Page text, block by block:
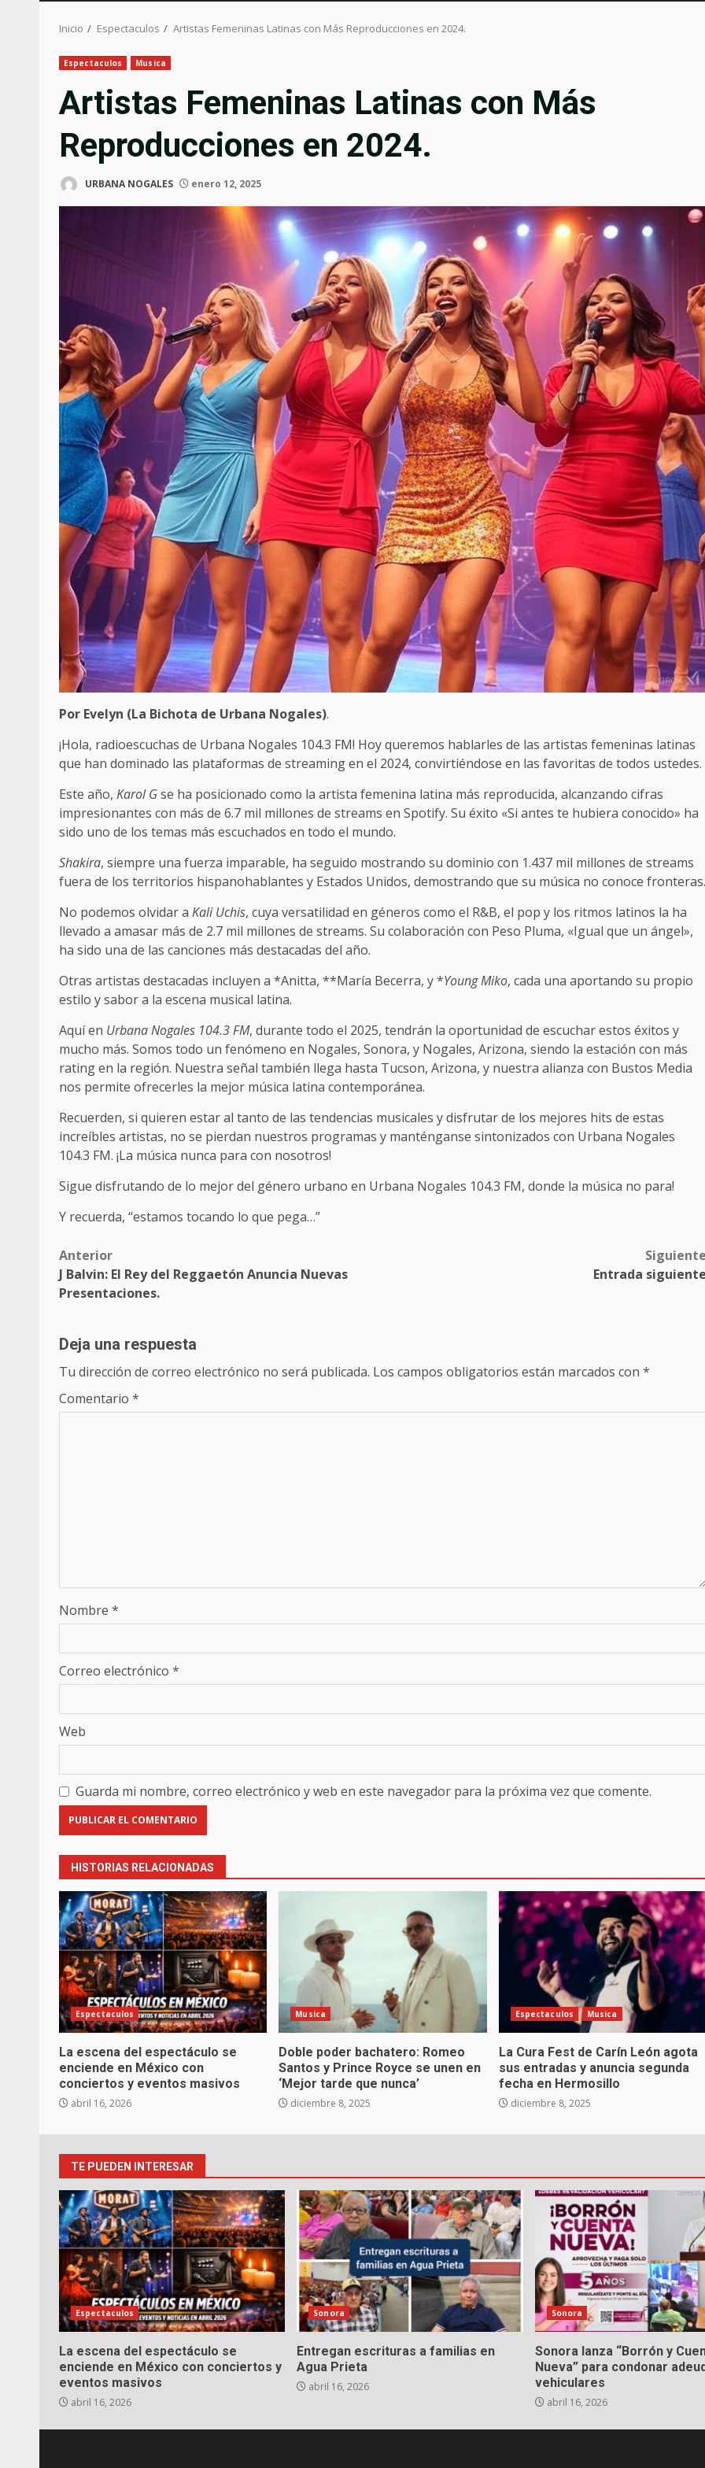
Inicio Espectaculos Artistas Femeninas Latinas con Más Reproducciones en 2024.
Espectaculos Musica
Artistas Femeninas Latinas con Más
Reproducciones en 2024.
URBANA NOGALES enero 12, 2025
Por Evelyn (La Bichota de Urbana Nogales).
¡Hola, radioescuchas de Urbana Nogales 104.3 FM! Hoy queremos hablarles de las artistas femeninas latinas
que han dominado las plataformas de streaming en el 2024, convirtiéndose en las favoritas de todos ustedes.
Este año, Karol Gse ha posicionado como la artista femenina latina más reproducida, alcanzando cifras
impresionantes con más de 6.7 mil millones de streams en Spotify. Su éxito «Si antes te hubiera conocido» ha
sido uno de los temas más escuchados en todo el mundo.
Shakira, siempre una fuerza imparable, ha seguido mostrando su dominio con 1.437 mil millones de streams
fuera de los territorios hispanohablantes y Estados Unidos, demostrando que su música no conoce fronteras.
No podemos olvidar a Kali Uchis, cuya versatilidad en géneros como el R&B, el pop y los ritmos latinos la ha
llevado a amasar más de 2.7 mil millones de streams. Su colaboración con Peso Pluma, «Igual que un ángel»,
ha sido una de las canciones más destacadas del año.
Otras artistas destacadas incluyen a *Anitta, **María Becerra, y *Young Miko, cada una aportando su propio
estilo y sabor a la escena musical latina.
Aquí en Urbana Nogales 104.3 FM, durante todo el 2025, tendrán la oportunidad de escuchar estos éxitos y
mucho más. Somos todo un fenómeno en Nogales, Sonora, y Nogales, Arizona, siendo la estación con más
rating en la región. Nuestra señal también llega hasta Tucson, Arizona, y nuestra alianza con Bustos Media
nos permite ofrecerles la mejor música latina contemporánea.
Recuerden, si quieren estar al tanto de las tendencias musicales y disfrutar de los mejores hits de estas
increíbles artistas, no se pierdan nuestros programas y manténganse sintonizados con Urbana Nogales
104.3 FM. ¡La música nunca para con nosotros!
Sigue disfrutando de lo mejor del género urbano en Urbana Nogales 104.3 FM, donde la música no para!
Y recuerda, “estamos tocando lo que pega…”
Post
navigation
Anterior
J Balvin: El Rey del Reggaetón Anuncia Nuevas
Presentaciones.
Entrada
Deja una respuesta
Tu dirección de correo electrónico no será publicada. Los campos obligatorios están marcados con *
Comentario *
Nombre *
Correo electrónico *
Web
Guarda mi nombre, correo electrónico y web en este navegador para la próxima vez que comente.
HISTORIAS RELACIONADAS
Espectaculos
La escena del espectáculo se
enciende en México con
conciertos y eventos masivos
abril 16, 2026
Musica
Doble poder bachatero: Romeo
Santos y Prince Royce se unen en
‘Mejor tarde que nunca’
diciembre 8, 2025
Espectaculos Musica
La Cura Fest de Carín León agota
sus entradas y anuncia segunda
fecha en Hermosillo
diciembre 8, 2025
TE PUEDEN INTERESAR
Espectaculos
La escena del espectáculo se
enciende en México con conciertos y
eventos masivos
abril 16, 2026
Sonora
Entregan escrituras a familias en
Agua Prieta
abril 16, 2026
Sonora
Sonora lanza “Borrón y
Nueva” para condonar
vehiculares
abril 16, 2026